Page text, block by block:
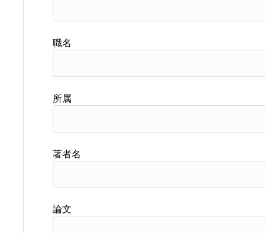
職名
所属
著者名
論文